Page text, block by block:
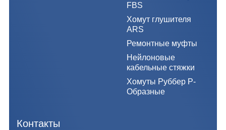
FBS
Хомут глушителя
ARS
Ремонтные муфты
Нейлоновые
кабельные стяжки
Хомуты Руббер Р-
Образные
Контакты